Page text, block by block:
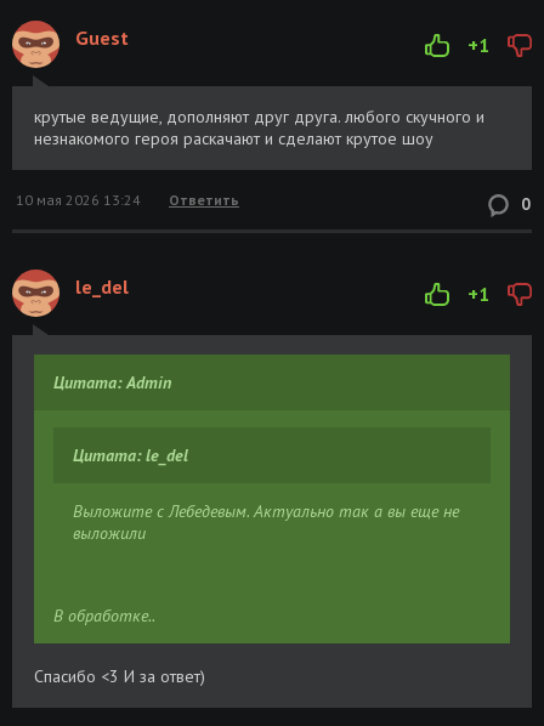
+1
Guest
крутые ведущие, дополняют друг друга. любого скучного и
незнакомого героя раскачают и сделают крутое шоу
0
10 мая 2026 13:24 Ответить
+1
le_del
Цитата: Admin
Цитата: le_del
Выложите с Лебедевым. Актуально так а вы еще не
выложили
В обработке..
Спасибо <3 И за ответ)